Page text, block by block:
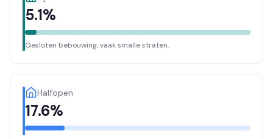
5.1%
Gesloten bebouwing, vaak smalle straten.
Halfopen
17.6%